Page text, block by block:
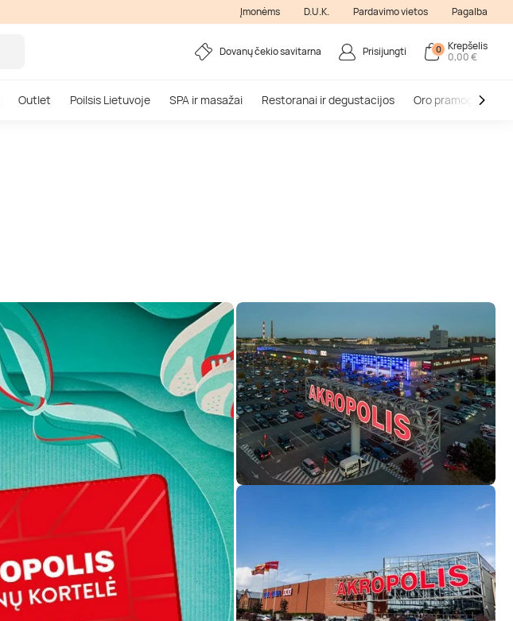
Įmonėms D.U.K. Pardavimo vietos Pagalba
Dovanų čekio savitarna Prisijungti 0 Krepšelis
0,00 €
Outlet Poilsis Lietuvoje SPA ir masažai Restoranai ir degustacijos Oro pramogos